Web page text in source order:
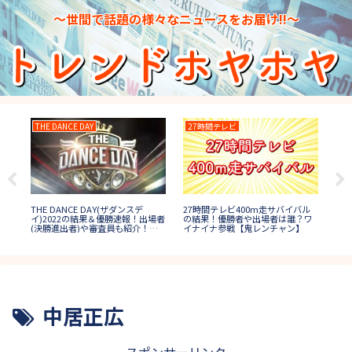
～世間で話題の様々なニュースをお届け!!～
THE DANCE DAY
THE DANCE DAY(ザダンスデ
イ)2022の結果＆優勝速報！出場者
(決勝進出者)や審査員も紹介！
27時間テレビ
27時間テレビ400m走サバイバル
の結果！優勝者や出場者は誰？ワ
イナイナ参戦【鬼レンチャン】
中居正広